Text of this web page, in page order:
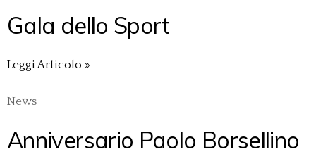
Gala dello Sport
Leggi Articolo »
News
Anniversario Paolo Borsellino